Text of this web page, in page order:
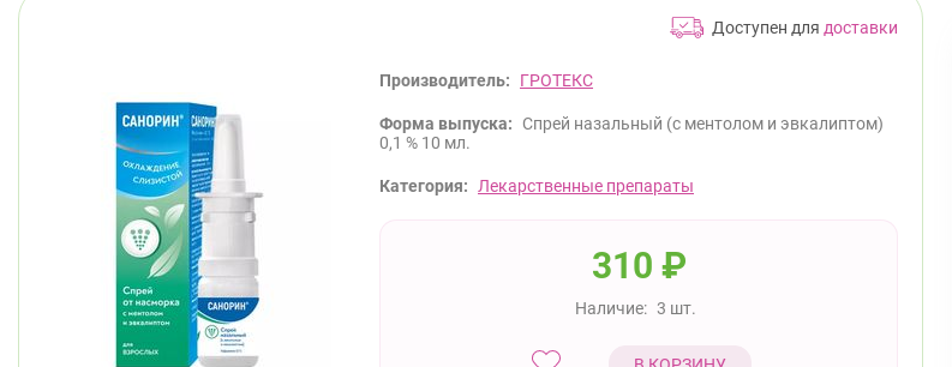
Доступен для доставки
Производитель: ГРОТЕКС
Форма выпуска:
Спрей назальный (с ментолом и эвкалиптом)
0,1 % 10 мл.
Категория: Лекарственные препараты
310 ₽
Наличие: 3 шт.